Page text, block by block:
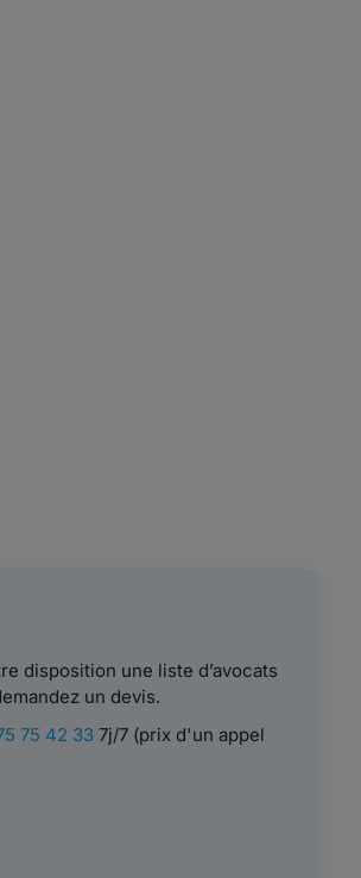
disposition une liste d’avocats
un devis.
75 42 337j/7 (prix d'un appel